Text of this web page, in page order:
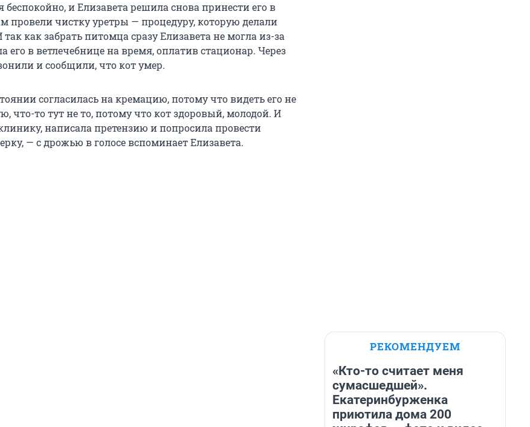
беспокойно, и Елизавета решила снова принести его в
провели чистку уретры — процедуру, которую делали
как забрать питомца сразу Елизавета не могла из-за
его в ветлечебнице на время, оплатив стационар. Через
и сообщили, что кот умер.
согласилась на кремацию, потому что видеть его не
что-то тут не то, потому что кот здоровый, молодой. И
написала претензию и попросила провести
— с дрожью в голосе вспоминает Елизавета.
РЕКОМЕНДУЕМ
«Кто-то считает меня
сумасшедшей».
Екатеринбурженка
приютила дома 200